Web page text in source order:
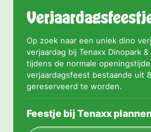
Op zoek naar een uniek dino
verjaardag bij Tenaxx Dinopark
tijdens de normale
verjaardagsfeest bestaande uit
gereserveerd te worden.
Feestje bij Tenaxx